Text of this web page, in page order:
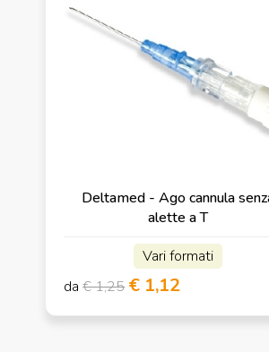
Deltamed - Ago cannula
alette a T
Vari formati
da€ 1,25 € 1,12